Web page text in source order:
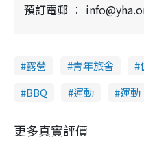
預訂電郵
露營 青年旅舍
BBQ
運動 運動
更多真實評價